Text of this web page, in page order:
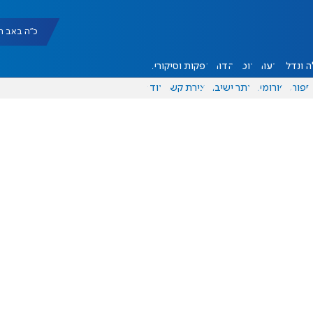
כ"ה באב תשפ"ו
ונדל"ן דעות אוכל יהדות הפקות וסיקורים
ספורט פורומים אתר ישיבה יצירת קשר עוד